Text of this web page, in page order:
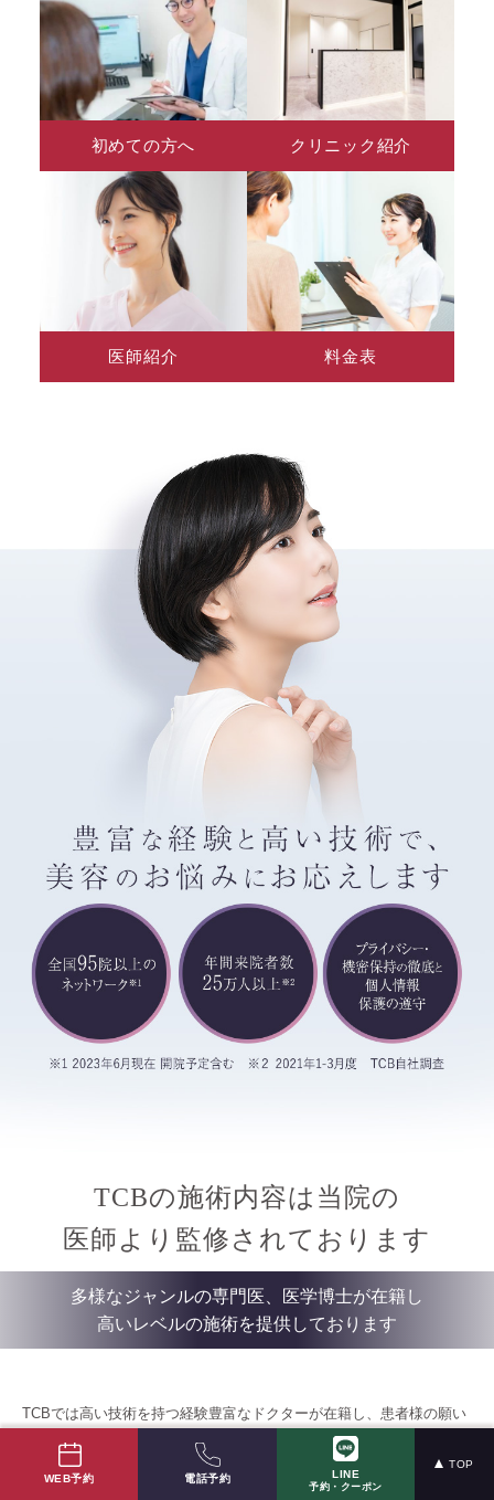
初めての方へ クリニック紹介
医師紹介 料金表
TCBの施術内容は当院の
医師より監修されております
多様なジャンルの専門医、医学博士が在籍し
高いレベルの施術を提供しております
TCBでは高い技術を持つ経験豊富なドクターが在籍し、患者様の願い
と理想の実現に全力を尽くしております。
日本形成外科学会 専門医・日本美容外科学会（JSAPS）専門医・日
WEB予約 電話予約 LINE
予約・クーポン
TOP